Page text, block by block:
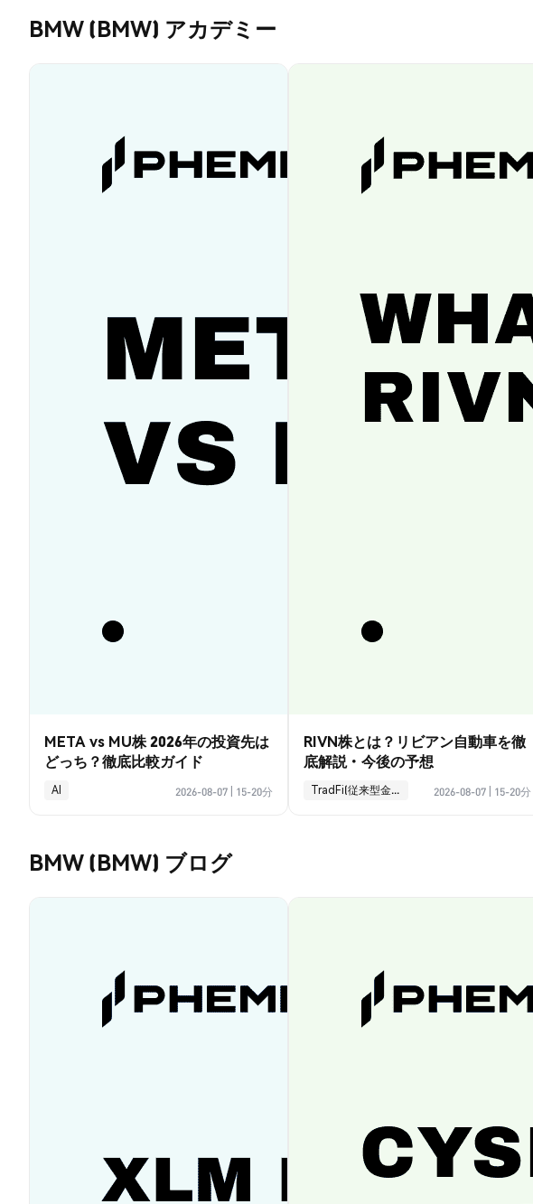
BMW (BMW) アカデミー
META vs MU株 2026年の投資先は
どっち？徹底比較ガイド
AI 2026-08-07 15-20分
RIVN株とは？リビアン自動車を徹
底解説・今後の予想
TradFi(従来型金融) 2026-08-07 15-20分
BMW (BMW) ブログ